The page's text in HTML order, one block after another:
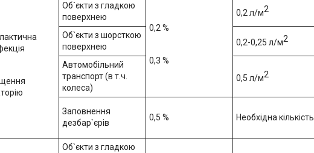
Об`єкти з гладкою
поверхнею
0,2 %
0,3 %
0,2 л/м2
Об`єкти з шорсткою
поверхнею
0,2-0,25 л/м2
Автомобільний
транспорт (в т.ч.
колеса)
0,5 л/м2
Заповнення
дезбар`єрів
0,5 % Необхідна кількість
Об`єкти з гладкою